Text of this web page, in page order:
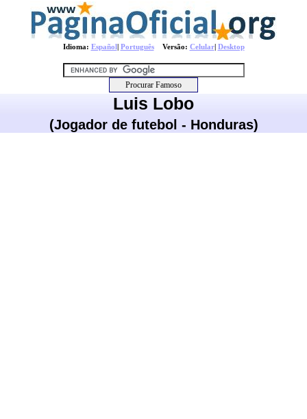
Idioma: Español| PortuguêsVersão: Celular| Desktop
Luis Lobo
(Jogador de futebol - Honduras)